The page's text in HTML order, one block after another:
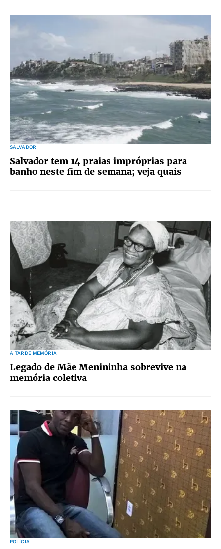
SALVADOR
Salvador tem 14 praias impróprias para
banho neste fim de semana; veja quais
A TARDE MEMÓRIA
Legado de Mãe Menininha sobrevive na
memória coletiva
POLÍCIA